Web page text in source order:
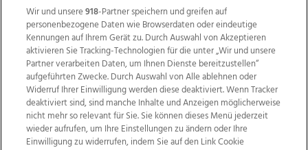
Wir und unsere918-Partner speichern und greifen auf
personenbezogene Daten wie Browserdaten oder eindeutige
Kennungen auf Ihrem Gerät zu. Durch Auswahl von Akzeptieren
aktivieren Sie Tracking-Technologien für die unter „Wir und unsere
Partner verarbeiten Daten, um Ihnen Dienste bereitzustellen“
aufgeführten Zwecke. Durch Auswahl von Alle ablehnen oder
Widerruf Ihrer Einwilligung werden diese deaktiviert. Wenn Tracker
deaktiviert sind, sind manche Inhalte und Anzeigen möglicherweise
nicht mehr so relevant für Sie. Sie können dieses Menü jederzeit
wieder aufrufen, um Ihre Einstellungen zu ändern oder Ihre
Einwilligung zu widerrufen, indem Sie auf den Link Cookie